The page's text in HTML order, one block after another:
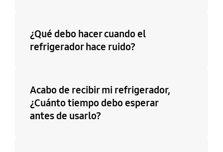
¿Qué debo hacer cuando el
refrigerador hace ruido?
Acabo de recibir mi refrigerador,
¿Cuánto tiempo debo esperar
antes de usarlo?